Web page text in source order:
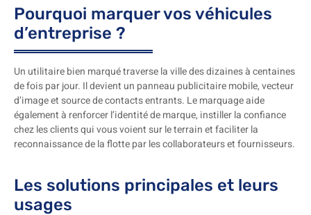
Pourquoi marquer vos véhicules
d’entreprise ?
Un utilitaire bien marqué traverse la ville des dizaines à centaines
de fois par jour. Il devient un panneau publicitaire mobile, vecteur
d’image et source de contacts entrants. Le marquage aide
également à renforcer l’identité de marque, instiller la confiance
chez les clients qui vous voient sur le terrain et faciliter la
reconnaissance de la flotte par les collaborateurs et fournisseurs.
Les solutions principales et leurs
usages